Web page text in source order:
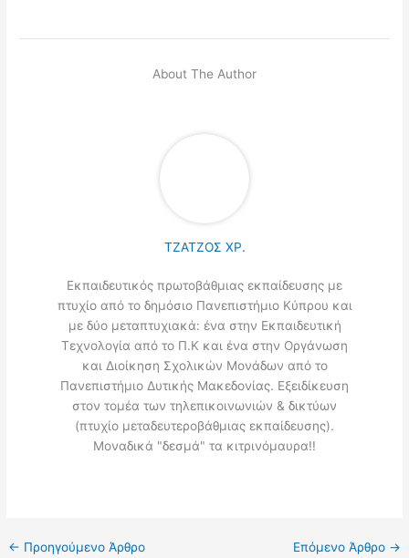
About The Author
ΤΖΑΤΖΟΣ ΧΡ.
Εκπαιδευτικός πρωτοβάθμιας εκπαίδευσης με
πτυχίο από το δημόσιο Πανεπιστήμιο Κύπρου και
με δύο μεταπτυχιακά: ένα στην Εκπαιδευτική
Τεχνολογία από το Π.Κ και ένα στην Οργάνωση
και Διοίκηση Σχολικών Μονάδων από το
Πανεπιστήμιο Δυτικής Μακεδονίας. Εξειδίκευση
στον τομέα των τηλεπικοινωνιών & δικτύων
(πτυχίο μεταδευτεροβάθμιας εκπαίδευσης).
Μοναδικά "δεσμά" τα κιτρινόμαυρα!!
← Προηγούμενο Άρθρο Επόμενο Άρθρο →